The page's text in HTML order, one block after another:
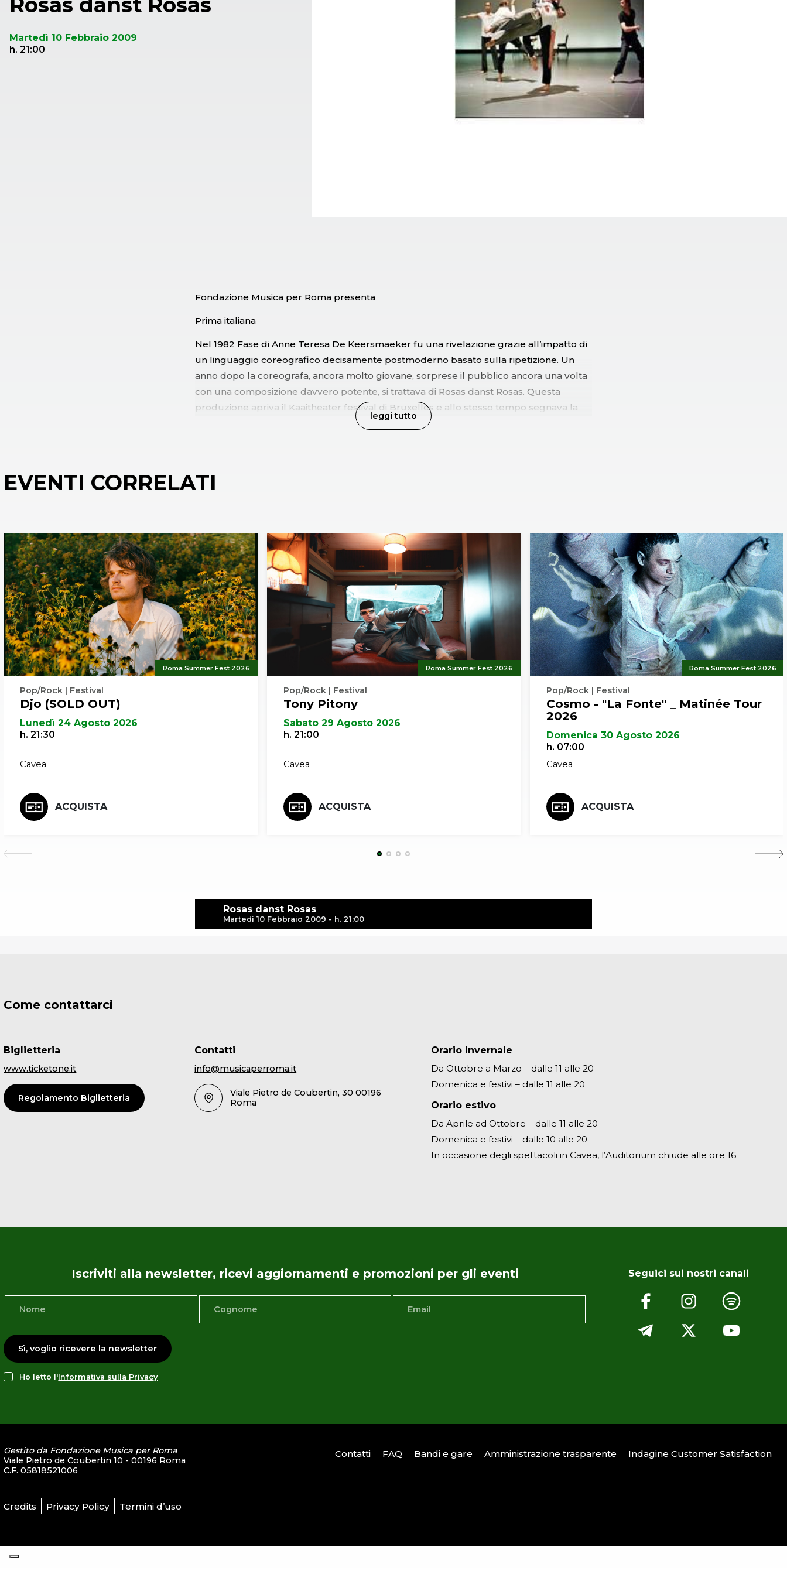
Martedì 10 Febbraio 2009
h. 21:00
Rosas danst Rosas
Martedì 10 Febbraio 2009 - h. 21:00
Fondazione Musica per Roma presenta
Prima italiana
Nel 1982 Fase di Anne Teresa De Keersmaeker fu una rivelazione grazie all’impatto di
un linguaggio coreografico decisamente postmoderno basato sulla ripetizione. Un
anno dopo la coreografa, ancora molto giovane, sorprese il pubblico ancora una volta
con una composizione davvero potente, si trattava di Rosas danst Rosas. Questa
produzione apriva il Kaaitheater festival di Bruxelles e allo stesso tempo segnava la
nascita ufficiale della compagnia Rosas. Le quattro danzatrici - Anne Teresa De
Rosas danst Rosas ebbe un successo internazionale enorme e fu portato
lavoro successivo della De Keersmaeker. A 25 anni dalla sua creazione è stato
imparato e danzato da centinaia di ballerini. Divenne persino un film nel ’97 grazie a
Thierry De Mey. Oggi, 25 anni dopo, Anne Teresa sale nuovamente sul palco per
danzarlo con tre membri di seconda generazione Cynthia Loemij, Sarah Ludi and
Samantha Van Wissen e per ridare vita ad un capolavoro che non ha età.
leggi tutto
EVENTI CORRELATI
Roma Summer Fest 2026
Pop/Rock | Festival
Djo (SOLD OUT)
Lunedì 24 Agosto 2026
h. 21:30
Cavea
ACQUISTA
Roma Summer Fest 2026
Pop/Rock | Festival
Tony Pitony
Sabato 29 Agosto 2026
h. 21:00
Cavea
ACQUISTA
Roma Summer Fest 2026
Pop/Rock | Festival
Cosmo - "La Fonte" _ Matinée Tour
2026
Domenica 30 Agosto 2026
h. 07:00
Cavea
ACQUISTA
Come contattarci
Biglietteria
www.ticketone.it
Regolamento Biglietteria
Contatti
info@musicaperroma.it
Viale Pietro de Coubertin, 30 00196
Roma
Orario invernale
Da Ottobre a Marzo – dalle 11 alle 20
Domenica e festivi – dalle 11 alle 20
Orario estivo
Da Aprile ad Ottobre – dalle 11 alle 20
Domenica e festivi – dalle 10 alle 20
In occasione degli spettacoli in Cavea, l’Auditorium chiude alle ore 16
Iscriviti alla newsletter, ricevi aggiornamenti e promozioni per gli eventi
Sì, voglio ricevere la newsletter
Ho letto l'Informativa sulla Privacy
Seguici sui nostri canali
Gestito da Fondazione Musica per Roma
Viale Pietro de Coubertin 10 - 00196 Roma
C.F. 05818521006
Contatti FAQ Bandi e gare Amministrazione trasparente Indagine Customer Satisfaction
Credits Privacy Policy Termini d’uso